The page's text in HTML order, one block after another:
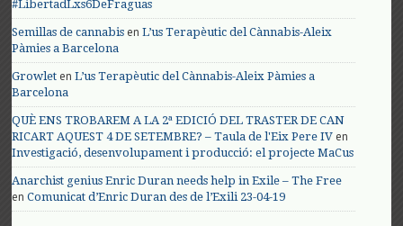
#LibertadLxs6DeFraguas
Semillas de cannabis enL’us Terapèutic del Cànnabis-Aleix
Pàmies a Barcelona
Growlet enL’us Terapèutic del Cànnabis-Aleix Pàmies a
Barcelona
QUÈ ENS TROBAREM A LA 2ª EDICIÓ DEL TRASTER DE CAN
RICART AQUEST 4 DE SETEMBRE? – Taula de l'Eix Pere IV en
Investigació, desenvolupament i producció: el projecte MaCus
Anarchist genius Enric Duran needs help in Exile – The Free
enComunicat d’Enric Duran des de l’Exili 23-04-19